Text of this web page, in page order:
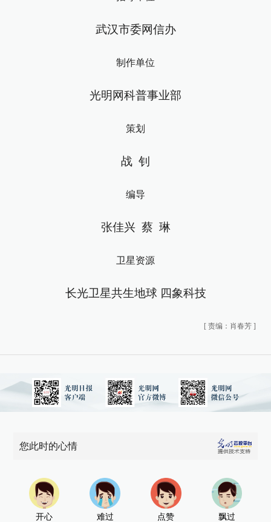
武汉市委网信办
制作单位
光明网科普事业部
策划
战 钊
编导
张佳兴 蔡 琳
卫星资源
长光卫星共生地球 四象科技
[ 责编：肖春芳 ]
您此时的心情
开心 难过 点赞 飘过